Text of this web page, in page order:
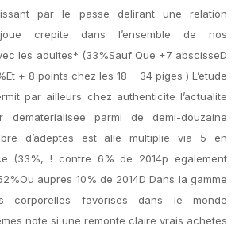
par le passe delirant une relation
crepite dans l’ensemble de nos
les adultes* (33%Sauf Que +7 abscisseD
+ 8 points chez les 18 – 34 piges ) L’etude
par ailleurs chez authenticite l’actualite
parmi de demi-douzaine
d’adeptes est alle multiplie via 5 en
(33%, ! contre 6% de 2014p egalement
aupres 10% de 2014D Dans la gamme
corporelles favorises dans le monde
note si une remonte claire vrais achetes